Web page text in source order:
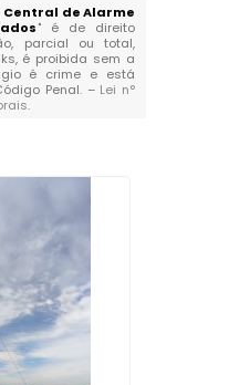
de Alarme
" é de direito
parcial ou total,
é proibida sem a
é crime e está
Penal. – Lei n°
.